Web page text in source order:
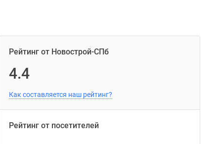
Рейтинг от Новострой-СПб
4.4
Как составляется наш рейтинг?
Рейтинг от посетителей